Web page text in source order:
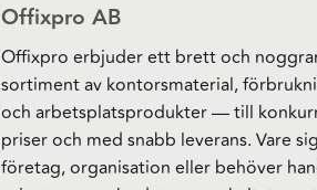
Offixpro AB
Offixpro erbjuder ett brett och
sortiment av kontorsmaterial,
och arbetsplatsprodukter — till
priser och med snabb leverans. Vare
företag, organisation eller behöver